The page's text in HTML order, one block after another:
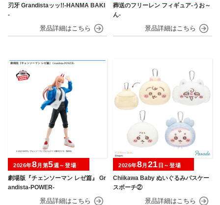
刃牙 Grandistaッッ!!-HANMA BAKI
-
葬送のフリーレン フィギュア-うお～
ん-
劇場版『チェンソーマン レゼ篇』 Gr
andista-POWER-
2026年8月第5週～登場
Chiikawa Baby ぬいぐるみパスケー
スポーチ②
2026年8月 21 日～登場